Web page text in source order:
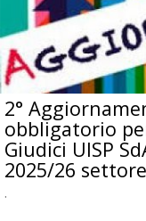
2°
obbligatorio
Giudici UISP
2025/26 settore
.